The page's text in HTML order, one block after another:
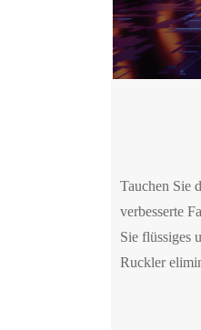
Tauchen Sie
verbesserte
Sie flüssiges
Ruckler